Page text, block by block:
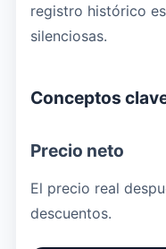
registro histórico
silenciosas.
Conceptos
Precio neto
El precio real
descuentos.